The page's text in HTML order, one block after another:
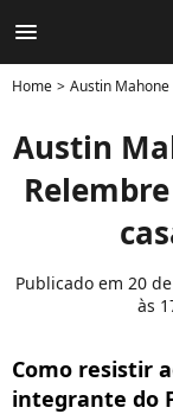
menu
Home Austin Mahone
Austin
Publicado em 20
às
Como resistir
integrante do